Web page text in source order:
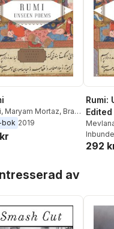
, Maryam Mortaz, Brad
bok 2019
Rumi:
by
Brad
Mortaz
292
av